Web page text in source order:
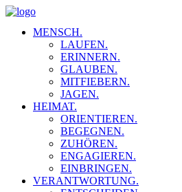
MENSCH.
LAUFEN.
ERINNERN.
GLAUBEN.
MITFIEBERN.
JAGEN.
HEIMAT.
ORIENTIEREN.
BEGEGNEN.
ZUHÖREN.
ENGAGIEREN.
EINBRINGEN.
VERANTWORTUNG.